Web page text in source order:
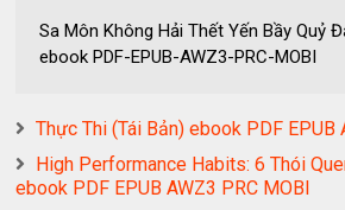
Sa Môn Không Hải Thết Yến Bầy Quỷ
ebook PDF-EPUB-AWZ3-PRC-MOBI
Thực Thi (Tái Bản) ebook PDF EPUB
High Performance Habits: 6 Thói
ebook PDF EPUB AWZ3 PRC MOBI